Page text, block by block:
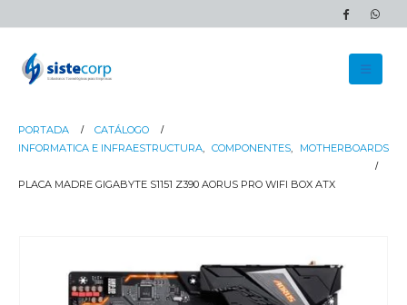
PORTADA
CATÁLOGO
INFORMATICA E INFRAESTRUCTURA, COMPONENTES, MOTHERBOARDS
PLACA MADRE GIGABYTE S1151 Z390 AORUS PRO WIFI BOX ATX